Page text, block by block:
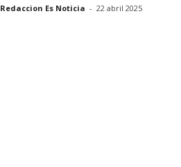
Redaccion Es Noticia - 22 abril 2025